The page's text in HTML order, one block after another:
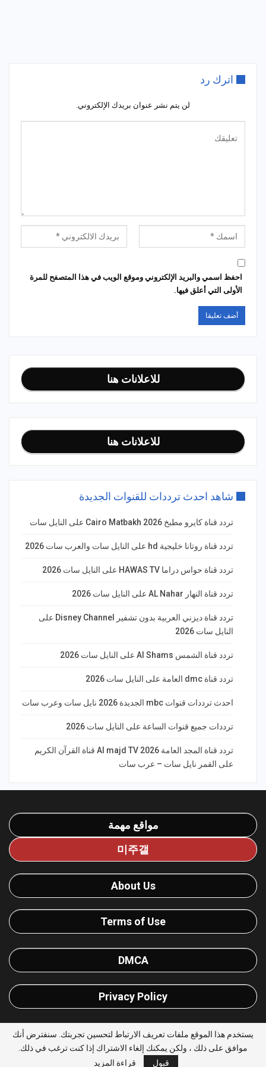
اترك رد
لن يتم نشر عنوان بريدك الإلكتروني.
احفظ اسمي والبريد الإلكتروني وموقع الويب في هذا المتصفح للمرة
الأولى التي أعلق فيها.
للاعلانات هنا
للاعلانات هنا
شاهد احدث ترددات للقنوات الجديدة
تردد قناة كايرو مطبخ 2026 Cairo Matbakh على النايل سات
تردد قناة روتانا خليجية hd على النايل سات والعرب سات 2026
تردد قناة حواس دراما HAWAS TV على النايل سات 2026
تردد قناة النهار AL Nahar على النايل سات 2026
تردد قناة ديزني العربية بدون تشفير Disney Channel على
النايل سات 2026
تردد قناة الشمس Al Shams على النايل سات 2026
تردد قناة dmc العامة على النايل سات 2026
احدث ترددات قنوات mbc الجديدة 2026 نايل سات وعرب سات
ترددات جميع قنوات الساعة على النايل سات 2026
تردد قناة المجد العامة Al majd TV 2026 قناة القرآن الكريم
على القمر نايل سات – عرب سات
مواقع مهمة
미주갤
About Us
Terms of Use
DMCA
Privacy Policy
© 2026 - يلا شووت للترددات. All Rights Reserved. |
يستخدم هذا الموقع ملفات تعريف الارتباط لتحسين تجربتك. سنفترض أنك
موافق على ذلك ، ولكن يمكنك إلغاء الاشتراك إذا كنت ترغب في ذلك.
قبول
قراءة المزيد